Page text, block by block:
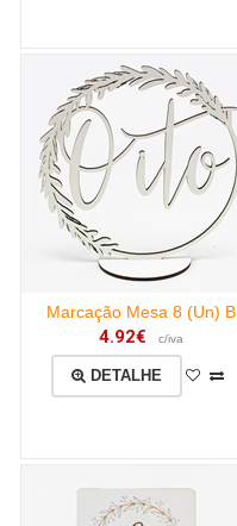
Marcação Mesa 8 (Un) B
4.92€ c/iva
DETALHE